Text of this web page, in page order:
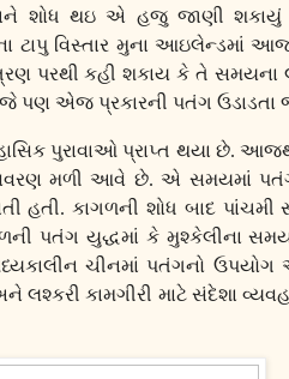
શોધ થઇ એ હજુ જાણી શકાયું
ટાપુ વિસ્તાર મુના આઇલેન્ડમાં
પરથી કહી શકાય કે તે સમયના
પણ એજ પ્રકારની પતંગ ઉડાડતા
પુરાવાઓ પ્રાપ્ત થયા છે.
વિવરણ મળી આવે છે. એ સમયમાં
કાગળની શોધ બાદ પાંચમી
પતંગ યુદ્ધમાં કે મુશ્કેલીના
ચીનમાં પતંગનો ઉપયોગ
લશ્કરી કામગીરી માટે સંદેશા